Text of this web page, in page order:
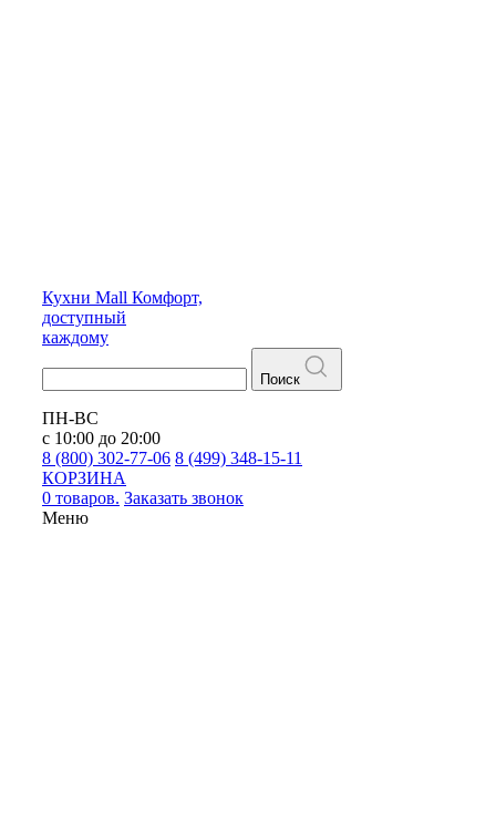
Кухни Mall Комфорт,
доступный
каждому
Поиск
ПН-ВС
с 10:00 до 20:00
8 (800) 302-77-06 8 (499) 348-15-11
КОРЗИНА
0 товаров. Заказать звонок
Меню